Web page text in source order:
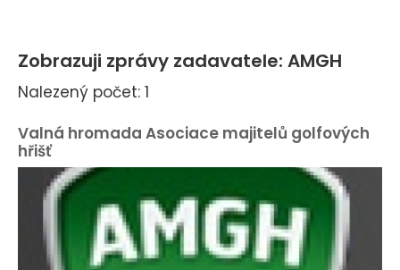
Zobrazuji zprávy zadavatele: AMGH
Nalezený počet: 1
Valná hromada Asociace majitelů golfových
hřišť